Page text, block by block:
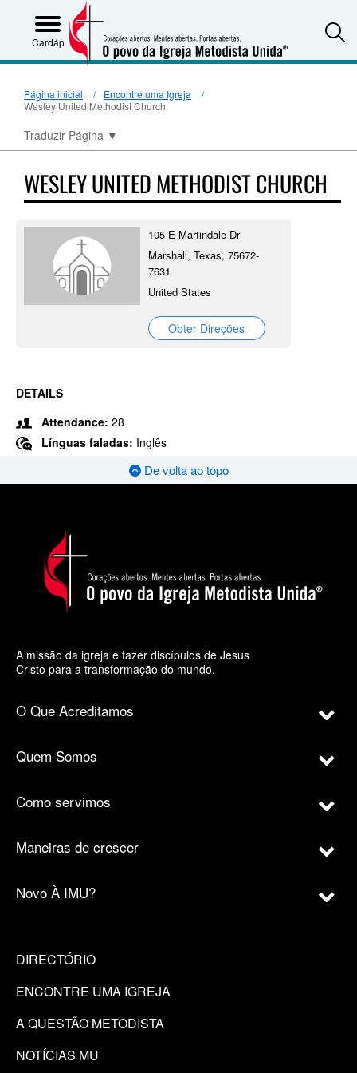
Cardápio
Página inicial
Encontre uma Igreja
Wesley United Methodist Church
Traduzir Página ▼
WESLEY UNITED METHODIST CHURCH
105 E Martindale Dr
Marshall, Texas, 75672-
7631
United States
Obter Direções
DETAILS
Attendance: 28
Línguas faladas: Inglês
De volta ao topo
A missão da igreja é fazer discípulos de Jesus
Cristo para a transformação do mundo.
O Que Acreditamos
Quem Somos
Como servimos
Maneiras de crescer
Novo À IMU?
DIRECTÓRIO
ENCONTRE UMA IGREJA
A QUESTÃO METODISTA
NOTÍCIAS MU